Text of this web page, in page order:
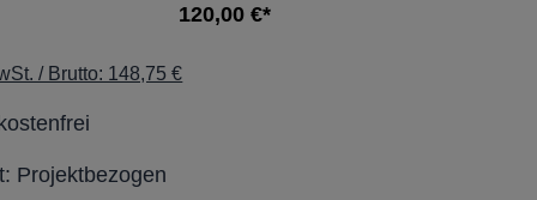
120,00 €*
/ Brutto: 148,75 €
Projektbezogen